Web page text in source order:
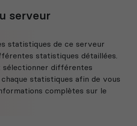
serveur
statistiques de ce serveur
statistiques détaillées.
sélectionner différentes
statistiques afin de vous
complètes sur le